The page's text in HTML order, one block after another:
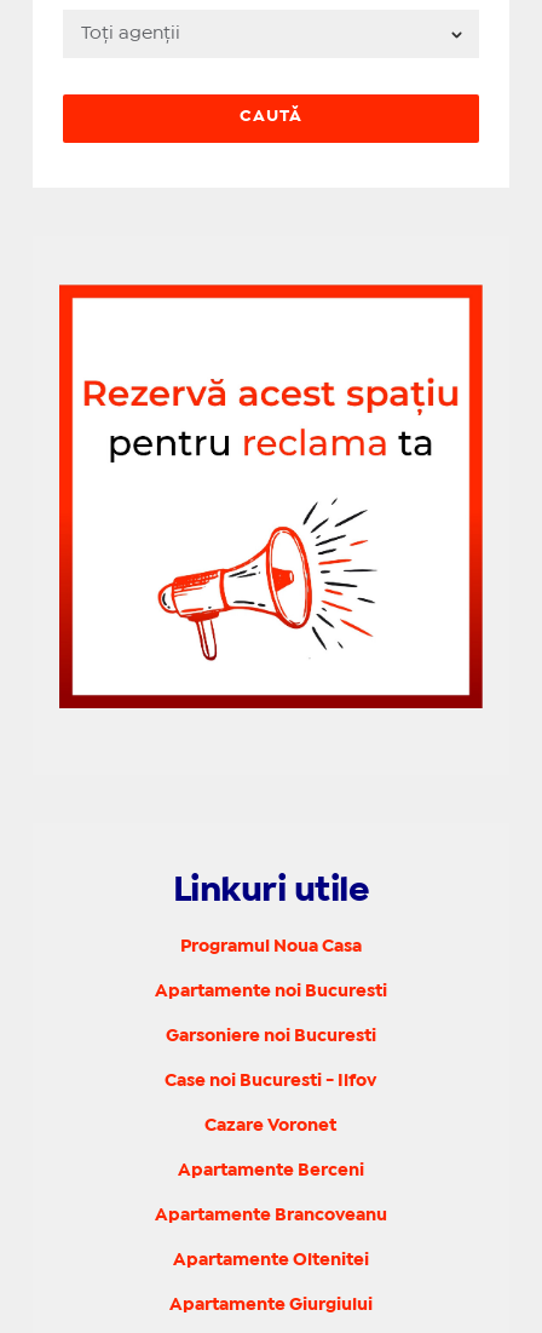
Linkuri utile
Programul Noua Casa
Apartamente noi Bucuresti
Garsoniere noi Bucuresti
Case noi Bucuresti - Ilfov
Cazare Voronet
Apartamente Berceni
Apartamente Brancoveanu
Apartamente Oltenitei
Apartamente Giurgiului